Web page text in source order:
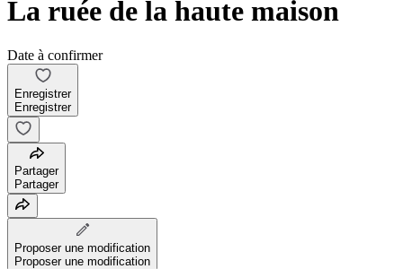
La ruée de la haute maison
Date à confirmer
Enregistrer
Enregistrer
Partager
Partager
Proposer une modification
Proposer une modification